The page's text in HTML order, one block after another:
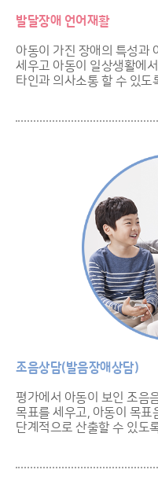
발달장애 언어재활
아동이 가진 장애의 특성과
세우고 아동이 일상생활에
타인과 의사소통 할 수 있도
조음상담(발음장애상담)
평가에서 아동이 보인 조음
목표를 세우고, 아동이 목표
단계적으로 산출할 수 있도